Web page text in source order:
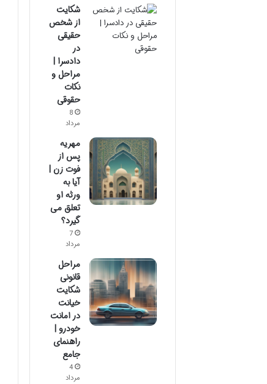
شکایت
از شخص
حقیقی
در
دادسرا |
مراحل و
نکات
حقوقی
8
مرداد
مهریه
پس از
فوت زن |
آیا به
ورثه او
تعلق می
گیرد؟
7
مرداد
مراحل
قانونی
شکایت
خیانت
در امانت
خودرو |
راهنمای
جامع
4
مرداد